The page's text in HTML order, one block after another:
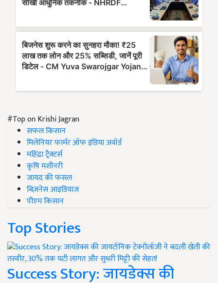
#Top on Krishi Jagran
सफल किसान
मिलेनियर फार्मर ऑफ इंडिया अवॉर्ड
महिंद्रा ट्रैक्टर्स
कृषि मशीनरी
जायद की फसल
बिज़नेस आइडियाज
पीएम किसान
Top Stories
Success Story: जायडेक्स की